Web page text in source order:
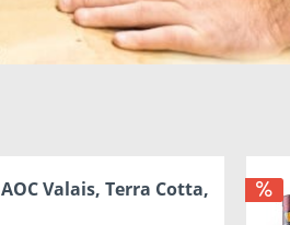
Valais, Terra Cotta,